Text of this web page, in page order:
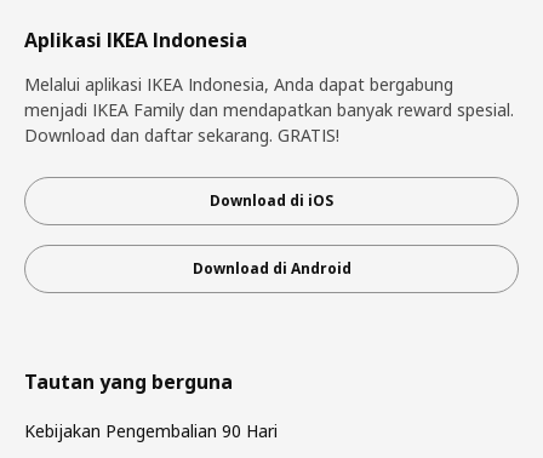
Aplikasi IKEA Indonesia
Melalui aplikasi IKEA Indonesia, Anda dapat bergabung
menjadi IKEA Family dan mendapatkan banyak reward spesial.
Download dan daftar sekarang. GRATIS!
Download di iOS
Download di Android
Tautan yang berguna
Kebijakan Pengembalian 90 Hari